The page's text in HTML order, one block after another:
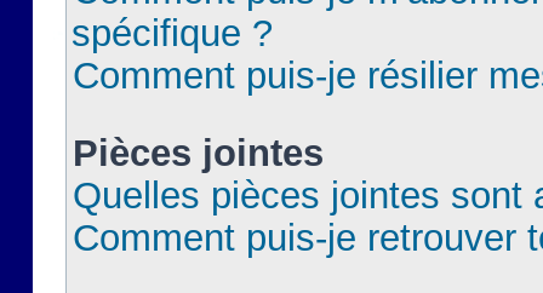
spécifique ?
Comment puis-je résilier
Pièces jointes
Quelles pièces jointes sont
Comment puis-je retrouver